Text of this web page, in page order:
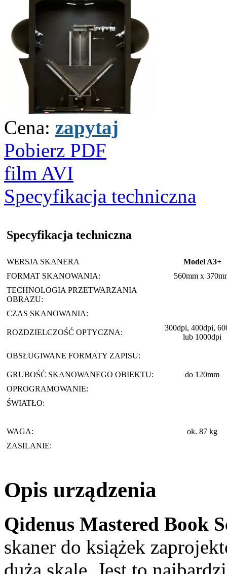
Cena: zapytaj
Pobierz PDF
film AVI
Specyfikacja techniczna
Specyfikacja techniczna
WERSJA SKANERA
Model A3+
FORMAT SKANOWANIA:
560mm x
TECHNOLOGIA PRZETWARZANIA
OBRAZU:
CZAS SKANOWANIA:
ROZDZIELCZOŚĆ OPTYCZNA:
300dpi, 400dpi,
lub 1000dpi
OBSŁUGIWANE FORMATY ZAPISU:
GRUBOŚĆ SKANOWANEGO OBIEKTU:
do 120mm
OPROGRAMOWANIE:
ŚWIATŁO:
WAGA:
ok. 87 kg
ZASILANIE:
Opis urządzenia
Qidenus Mastered Book
skaner do książek